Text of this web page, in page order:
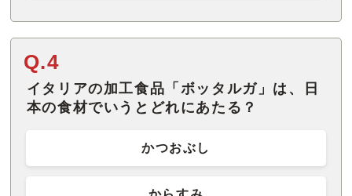
Q.4
イタリアの加工食品「ボッタルガ」は、日
本の食材でいうとどれにあたる？
かつおぶし